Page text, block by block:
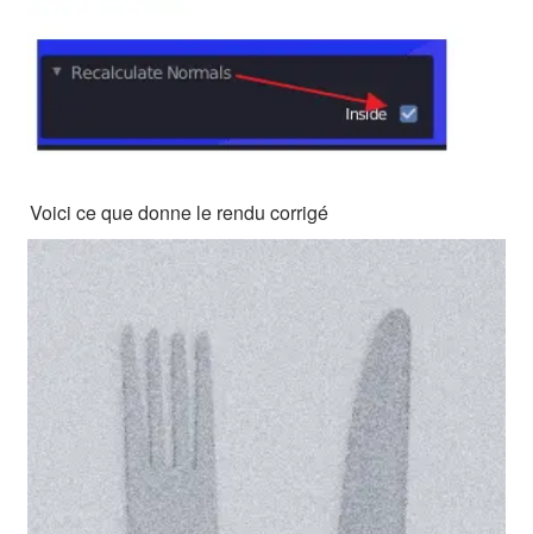
Voici ce que donne le rendu corrigé